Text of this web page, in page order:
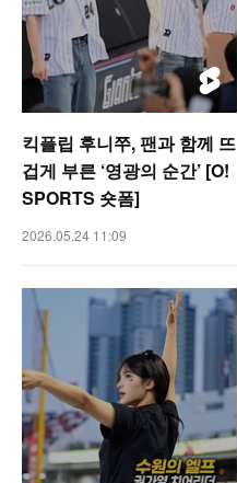
킥플립 후니쭈, 팬과 함께 뜨
겁게 부른 ‘영광의 순간’ [O!
SPORTS 숏폼]
2026.05.24 11:09